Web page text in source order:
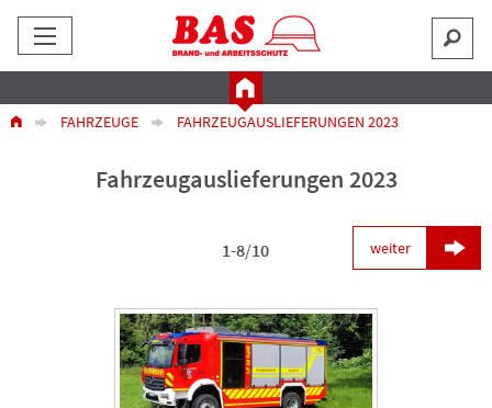
FAHRZEUGE FAHRZEUGAUSLIEFERUNGEN 2023
Fahrzeugauslieferungen 2023
1-8/10 weiter 